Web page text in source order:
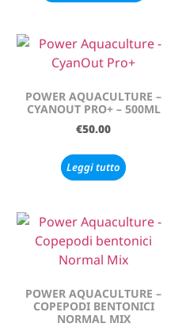
POWER AQUACULTURE –
CYANOUT PRO+ – 500ML
€50.00
Leggi tutto
POWER AQUACULTURE –
COPEPODI BENTONICI
NORMAL MIX